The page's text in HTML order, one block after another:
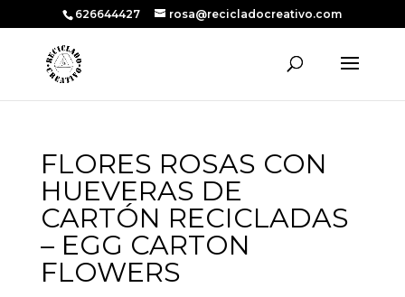
626644427 rosa@recicladocreativo.com
FLORES ROSAS CON
HUEVERAS DE
CARTÓN RECICLADAS
– EGG CARTON
FLOWERS